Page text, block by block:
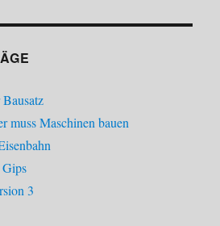
muss Maschinen bauen
3